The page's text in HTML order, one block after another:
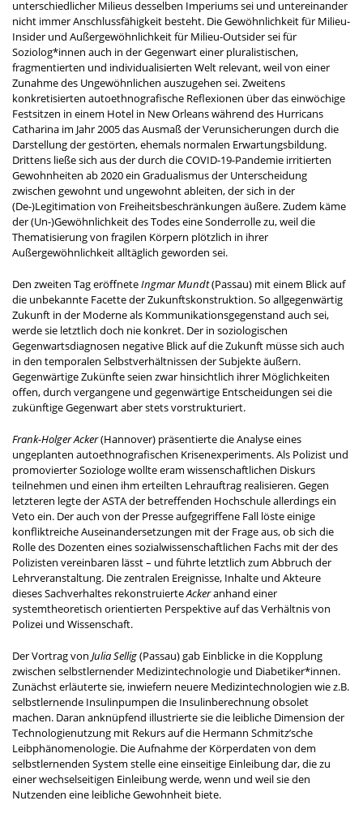
unterschiedlicher Milieus desselben Imperiums sei und untereinander
nicht immer Anschlussfähigkeit besteht. Die Gewöhnlichkeit für Milieu-
Insider und Außergewöhnlichkeit für Milieu-Outsider sei für
Soziolog*innen auch in der Gegenwart einer pluralistischen,
fragmentierten und individualisierten Welt relevant, weil von einer
Zunahme des Ungewöhnlichen auszugehen sei. Zweitens
konkretisierten autoethnografische Reflexionen über das einwöchige
Festsitzen in einem Hotel in New Orleans während des Hurricans
Catharina im Jahr 2005 das Ausmaß der Verunsicherungen durch die
Darstellung der gestörten, ehemals normalen Erwartungsbildung.
Drittens ließe sich aus der durch die COVID-19-Pandemie irritierten
Gewohnheiten ab 2020 ein Gradualismus der Unterscheidung
zwischen gewohnt und ungewohnt ableiten, der sich in der
(De-)Legitimation von Freiheitsbeschränkungen äußere. Zudem käme
der (Un-)Gewöhnlichkeit des Todes eine Sonderrolle zu, weil die
Thematisierung von fragilen Körpern plötzlich in ihrer
Außergewöhnlichkeit alltäglich geworden sei.
Den zweiten Tag eröffneteIngmar Mundt(Passau) mit einem Blick auf
die unbekannte Facette der Zukunftskonstruktion. So allgegenwärtig
Zukunft in der Moderne als Kommunikationsgegenstand auch sei,
werde sie letztlich doch nie konkret. Der in soziologischen
Gegenwartsdiagnosen negative Blick auf die Zukunft müsse sich auch
in den temporalen Selbstverhältnissen der Subjekte äußern.
Gegenwärtige Zukünfte seien zwar hinsichtlich ihrer Möglichkeiten
offen, durch vergangene und gegenwärtige Entscheidungen sei die
zukünftige Gegenwart aber stets vorstrukturiert.
Frank-Holger Acker(Hannover) präsentierte die Analyse eines
ungeplanten autoethnografischen Krisenexperiments. Als Polizist und
promovierter Soziologe wollte eram wissenschaftlichen Diskurs
teilnehmen und einen ihm erteilten Lehrauftrag realisieren. Gegen
letzteren legte der ASTA der betreffenden Hochschule allerdings ein
Veto ein. Der auch von der Presse aufgegriffene Fall löste einige
konfliktreiche Auseinandersetzungen mit der Frage aus, ob sich die
Rolle des Dozenten eines sozialwissenschaftlichen Fachs mit der des
Polizisten vereinbaren lässt – und führte letztlich zum Abbruch der
Lehrveranstaltung. Die zentralen Ereignisse, Inhalte und Akteure
dieses Sachverhaltes rekonstruierteAckeranhand einer
systemtheoretisch orientierten Perspektive auf das Verhältnis von
Polizei und Wissenschaft.
Der Vortrag von Julia Sellig(Passau) gab Einblicke in die Kopplung
zwischen selbstlernender Medizintechnologie und Diabetiker*innen.
Zunächst erläuterte sie, inwiefern neuere Medizintechnologien wie z.B.
selbstlernende Insulinpumpen die Insulinberechnung obsolet
machen. Daran anknüpfend illustrierte sie die leibliche Dimension der
Technologienutzung mit Rekurs auf die Hermann Schmitz’sche
Leibphänomenologie. Die Aufnahme der Körperdaten von dem
selbstlernenden System stelle eine einseitige Einleibung dar, die zu
einer wechselseitigen Einleibung werde, wenn und weil sie den
Nutzenden eine leibliche Gewohnheit biete.